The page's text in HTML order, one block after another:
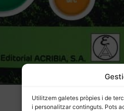
Utilitzem galetes pròpies i de
i personalitzar continguts. Pots